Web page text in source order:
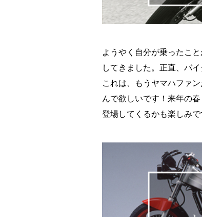
ようやく自分が乗ったこ
してきました。正直、バ
これは、もうヤマハファ
んで欲しいです！来年の
登場してくるかも楽しみで